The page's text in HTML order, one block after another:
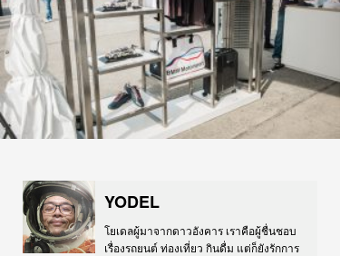
YODEL
โยเดลผู้มาจากดาวอังคาร เราคือผู้ชื่นชอบ
เรื่องรถยนต์ ท่องเที่ยว กินดื่ม แต่ก็ยังรักการ